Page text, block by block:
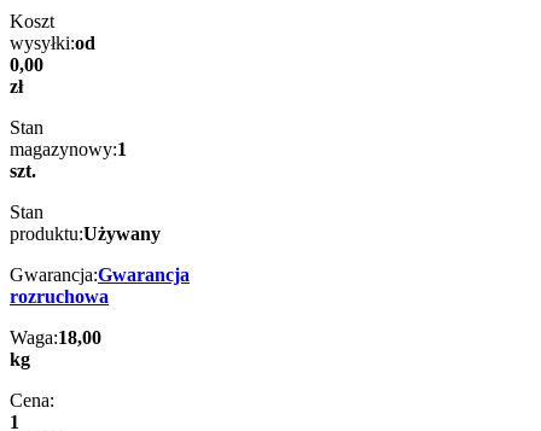
Koszt
wysyłki:od
0,00
zł
Stan
magazynowy:1
szt.
Stan
produktu:Używany
Gwarancja:Gwarancja
rozruchowa
Waga:18,00
kg
Cena:
1